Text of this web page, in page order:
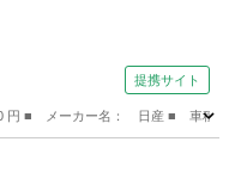
提携サイト
円 ■ メーカー名： 日産 ■ 車